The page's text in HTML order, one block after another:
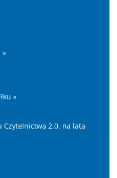
»
»
Czytelnictwa 2.0. na lata